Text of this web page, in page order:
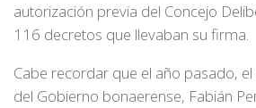
autorización previa del Concejo
116 decretos que llevaban su firma.
Cabe recordar que el año pasado,
del Gobierno bonaerense, Fabián